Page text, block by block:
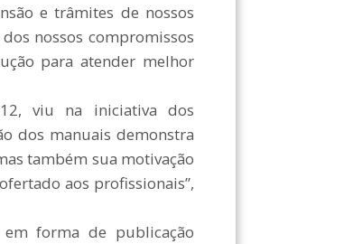
e trâmites de nossos
nossos compromissos
para atender melhor
viu na iniciativa dos
dos manuais demonstra
também sua motivação
aos profissionais”,
forma de publicação